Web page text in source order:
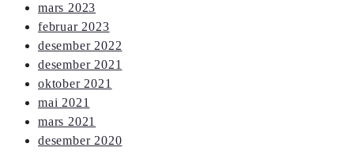
mars 2023
februar 2023
desember 2022
desember 2021
oktober 2021
mai 2021
mars 2021
desember 2020